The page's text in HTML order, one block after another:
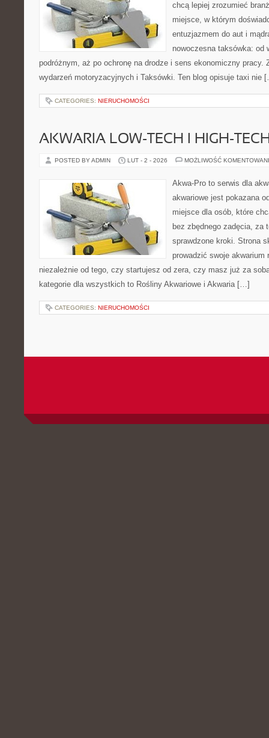
chcą lepiej zrozumieć
miejsce, w którym
entuzjazmem do aut i
nowoczesna taksówka: od
podróżnym, aż po ochronę na drodze i sens ekonomiczny pracy.
wydarzeń motoryzacyjnych i Taksówki. Ten blog opisuje taxi nie
CATEGORIES: NIERUCHOMOŚCI
AKWARIA LOW-TECH I HIGH-
POSTED BY ADMIN LUT - 2 - 2026 MOŻLIWOŚĆ
Akwa-Pro to serwis dla
akwariowe jest pokazana
miejsce dla osób, które
bez zbędnego zadęcia, za
sprawdzone kroki. Strona
prowadzić swoje akwarium
niezależnie od tego, czy startujesz od zera, czy masz już za
kategorie dla wszystkich to Rośliny Akwariowe i Akwaria […]
CATEGORIES: NIERUCHOMOŚCI